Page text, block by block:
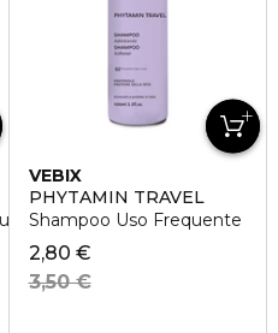
Uso Frequente
VEBIX
PHYTAMIN TRAVEL
Shampoo Uso Frequente
2,80 €
3,50 €